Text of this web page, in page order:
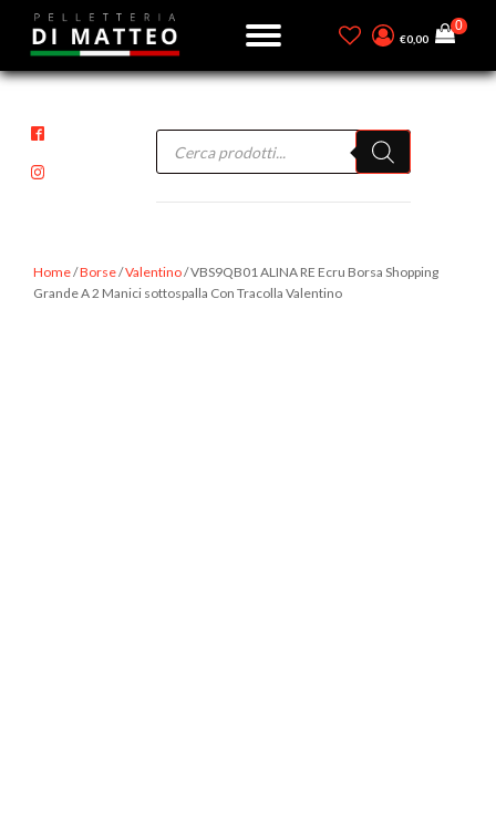
€0,00
Products
search
Home/Borse/Valentino/ VBS9QB01 ALINA RE Ecru Borsa Shopping
Grande A 2 Manici sottospalla Con Tracolla Valentino